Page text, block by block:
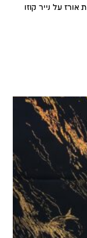
גואש ומשחת אורז על נייר קוזו